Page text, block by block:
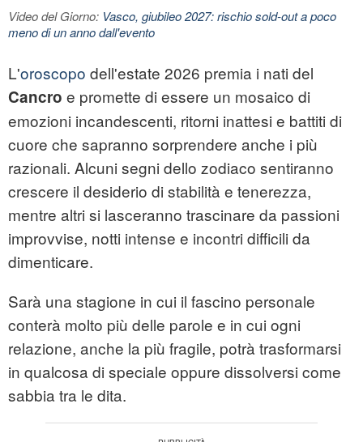
Video del Giorno: Vasco, giubileo 2027: rischio sold-out a poco
meno di un anno dall'evento
L'oroscopo dell'estate 2026 premia i nati del
Cancro e promette di essere un mosaico di
emozioni incandescenti, ritorni inattesi e battiti di
cuore che sapranno sorprendere anche i più
razionali. Alcuni segni dello zodiaco sentiranno
crescere il desiderio di stabilità e tenerezza,
mentre altri si lasceranno trascinare da passioni
improvvise, notti intense e incontri difficili da
dimenticare.
Sarà una stagione in cui il fascino personale
conterà molto più delle parole e in cui ogni
relazione, anche la più fragile, potrà trasformarsi
in qualcosa di speciale oppure dissolversi come
sabbia tra le dita.